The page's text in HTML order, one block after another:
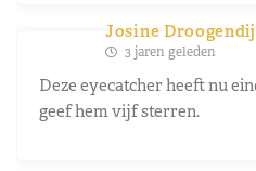
Josine
3 jaren geleden
Deze eyecatcher heeft nu
geef hem vijf sterren.